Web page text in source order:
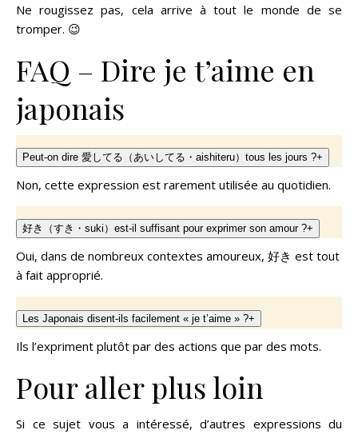
Ne rougissez pas, cela arrive à tout le monde de se
tromper. 😉
FAQ – Dire je t’aime en
japonais
Peut-on dire 愛してる（あいしてる・aishiteru）tous les jours ?+
Non, cette expression est rarement utilisée au quotidien.
好き（すき・suki）est-il suffisant pour exprimer son amour ?+
Oui, dans de nombreux contextes amoureux, 好き est tout
à fait approprié.
Les Japonais disent-ils facilement « je t’aime » ?+
Ils l’expriment plutôt par des actions que par des mots.
Pour aller plus loin
Si ce sujet vous a intéressé, d’autres expressions du